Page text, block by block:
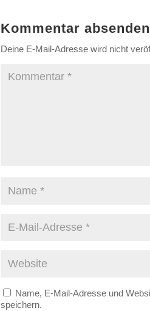
Kommentar absenden
Deine E-Mail-Adresse wird nicht
Name, E-Mail-Adresse und
speichern.